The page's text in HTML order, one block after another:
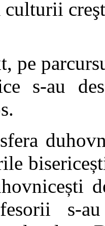
culturii
pe
s-au
s-